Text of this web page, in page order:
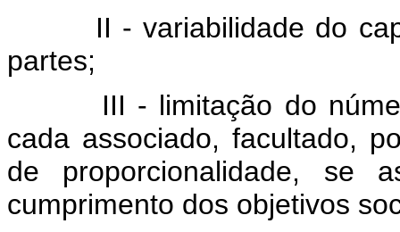
II - variabilidade do
partes;
III - limitação do número
cada associado, facultado,
de proporcionalidade, se
cumprimento dos objetivos